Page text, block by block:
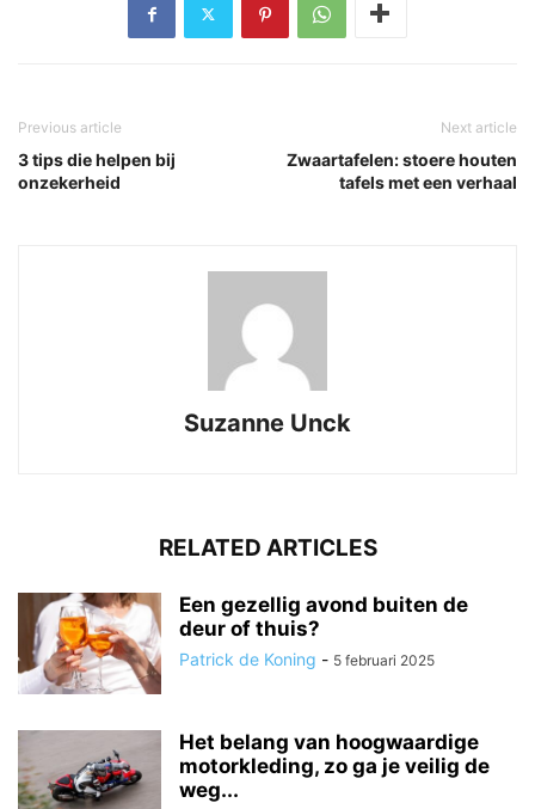
Previous article
3 tips die helpen bij
onzekerheid
Next article
Zwaartafelen: stoere houten
tafels met een verhaal
Suzanne Unck
RELATED ARTICLES
Een gezellig avond buiten de
deur of thuis?
Patrick de Koning - 5 februari 2025
Het belang van hoogwaardige
motorkleding, zo ga je veilig de
weg...